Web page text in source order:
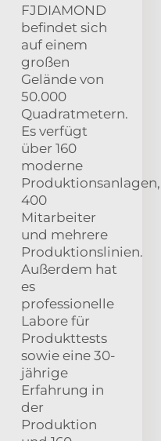
FJDIAMOND
befindet sich
auf einem
großen
Gelände von
50.000
Quadratmetern.
Es verfügt
über 160
moderne
Produktionsanlagen,
400
Mitarbeiter
und mehrere
Produktionslinien.
Außerdem hat
es
professionelle
Labore für
Produkttests
sowie eine 30-
jährige
Erfahrung in
der
Produktion